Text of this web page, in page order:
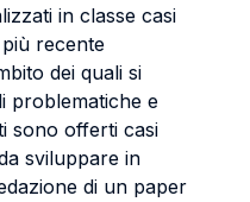
in classe casi
recente
dei quali si
problematiche e
sono offerti casi
sviluppare in
di un paper